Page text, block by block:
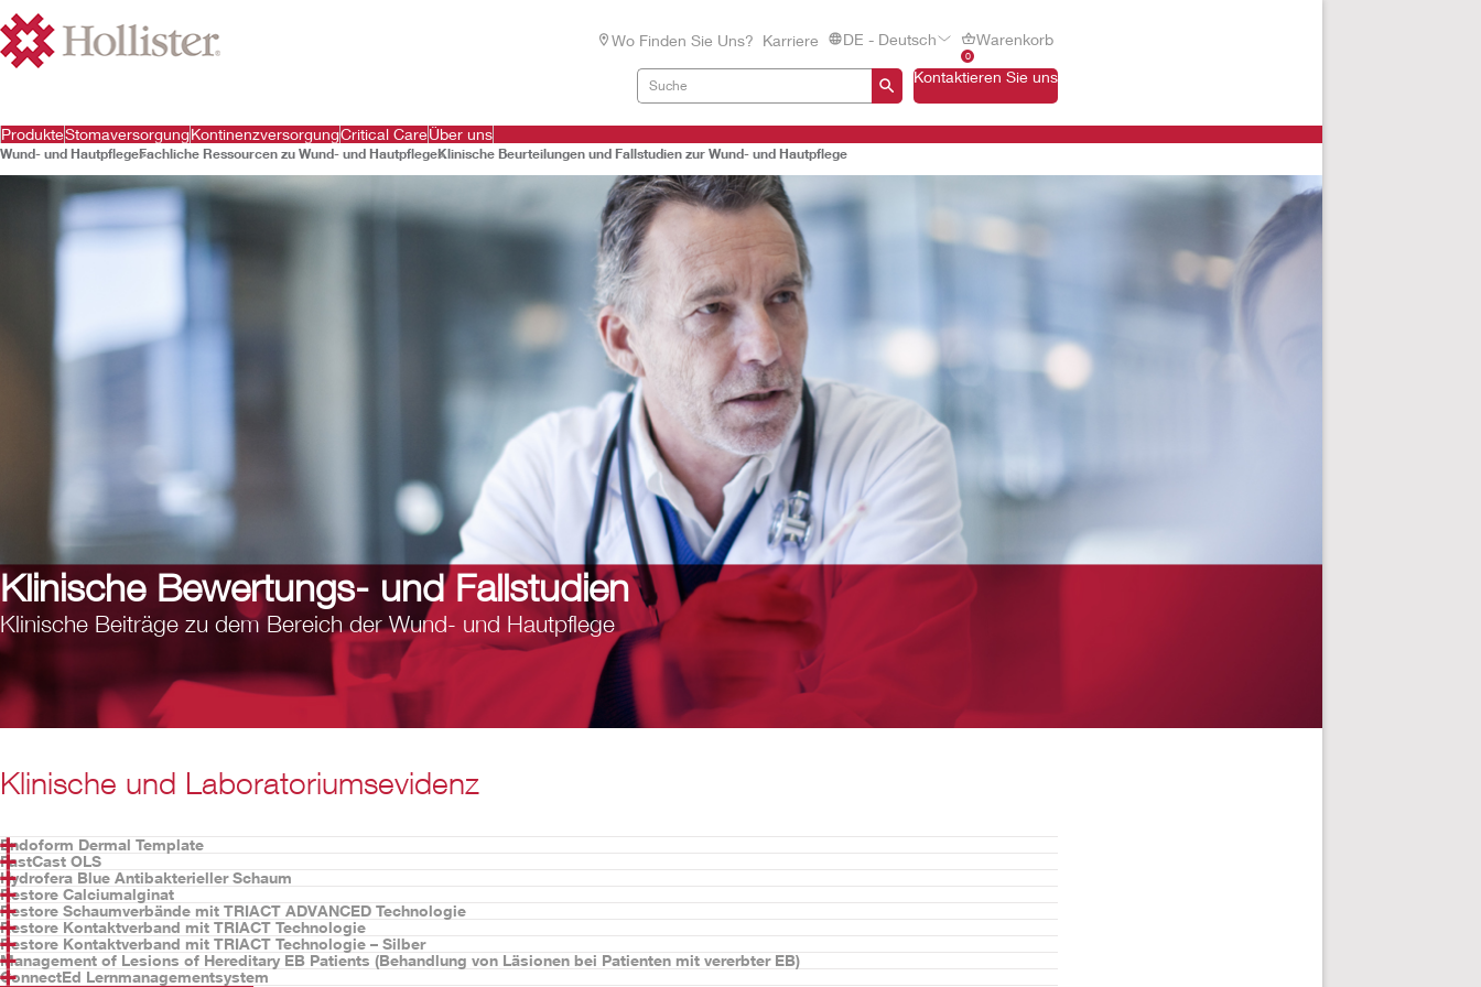
Wo Finden Sie Uns? Karriere DE - Deutsch
0
Warenkorb
Kontaktieren Sie uns
ProdukteStomaversorgungKontinenzversorgungCritical CareÜber uns
Wund- und HautpflegeFachliche Ressourcen zu Wund- und HautpflegeKlinische Beurteilungen und Fallstudien zur Wund- und Hautpflege
Klinische Bewertungs- und Fallstudien
Klinische Beiträge zu dem Bereich der Wund- und Hautpflege
Klinische und Laboratoriumsevidenz
Endoform Dermal Template
Diabetischer Fußulkus – seitlicher linker Fuß
Ansichtsversion
FastCast OLS
Charcot-Fußgeschwür – Plantar, Mittelfuß
Ansichtsversion
Hydrofera Blue Antibakterieller Schaum
Ein Vergleich zwischen zwei antimikrobiellen Wundauflagen
Ansichtsversion
Restore Calciumalginat
Restore Calciumalginat-Verband mit Silber
Restore Schaumverbände mit TRIACT ADVANCED Technologie
Restore Kontaktverband mit TRIACT Technologie
Restore Kontaktverband mit TRIACT Technologie – Silber
Management of Lesions of Hereditary EB Patients (Behandlung von Läsionen bei Patienten mit vererbter EB)
ConnectEd Lernmanagementsystem